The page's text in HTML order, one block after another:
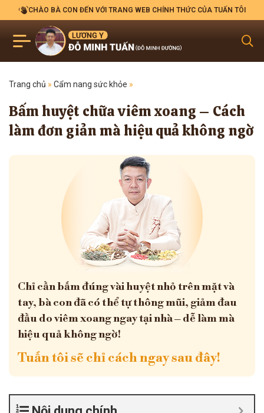
CHÀO BÀ CON ĐẾN VỚI TRANG WEB CHÍNH THỨC CỦA TUẤN TÔI
Trang chủ » Cẩm nang sức khỏe »
Bấm huyệt chữa viêm xoang – Cách
làm đơn giản mà hiệu quả không ngờ
Chỉ cần bấm đúng vài huyệt nhỏ trên mặt và
tay, bà con đã có thể tự thông mũi, giảm đau
đầu do viêm xoang ngay tại nhà – dễ làm mà
hiệu quả không ngờ!
Tuấn tôi sẽ chỉ cách ngay sau đây!